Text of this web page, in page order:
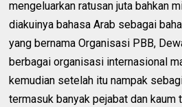
mengeluarkan ratusan juta bahkan
diakuinya bahasa Arab sebagai
yang bernama Organisasi PBB,
berbagai organisasi internasional
kemudian setelah itu nampak
termasuk banyak pejabat dan kaum